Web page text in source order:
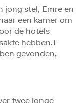
jong stel, Emre en
een kamer om
de hotels
hebben.T
gevonden,
twee jonge